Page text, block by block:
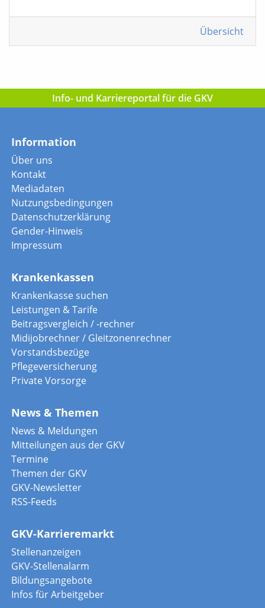
Übersicht
Info- und Karriereportal für die GKV
Information
Über uns
Kontakt
Mediadaten
Nutzungsbedingungen
Datenschutzerklärung
Gender-Hinweis
Impressum
Krankenkassen
Krankenkasse suchen
Leistungen & Tarife
Beitragsvergleich / -rechner
Midijobrechner / Gleitzonenrechner
Vorstandsbezüge
Pflegeversicherung
Private Vorsorge
News & Themen
News & Meldungen
Mitteilungen aus der GKV
Termine
Themen der GKV
GKV-Newsletter
RSS-Feeds
GKV-Karrieremarkt
Stellenanzeigen
GKV-Stellenalarm
Bildungsangebote
Infos für Arbeitgeber